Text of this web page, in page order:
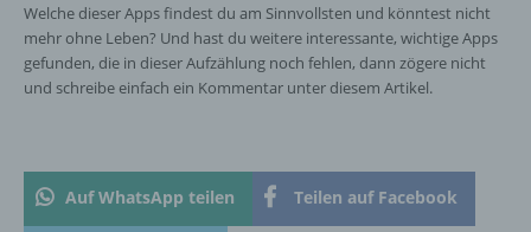
Welche dieser Apps findest du am Sinnvollsten und könntest nicht
mehr ohne Leben? Und hast du weitere interessante, wichtige Apps
gefunden, die in dieser Aufzählung noch fehlen, dann zögere nicht
und schreibe einfach ein Kommentar unter diesem Artikel.
Auf WhatsApp teilen Teilen auf Facebook
Schlehenweg 20
18069 Lambrechtshagen
Cookies / SessionStorage / LocalStorage